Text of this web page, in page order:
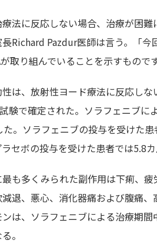
療法に反応しない場合、治療が困
Richard Pazdur医師は言う。「
取り組んでいることを示すもので
は、放射性ヨード療法に反応し
験で確定された。ソラフェニブに
た。ソラフェニブの投与を受けた
セボの投与を受けた患者では5.8カ
も多くみられた副作用は下痢、
退、悪心、消化器痛および腹痛
は、ソラフェニブによる治療期
。